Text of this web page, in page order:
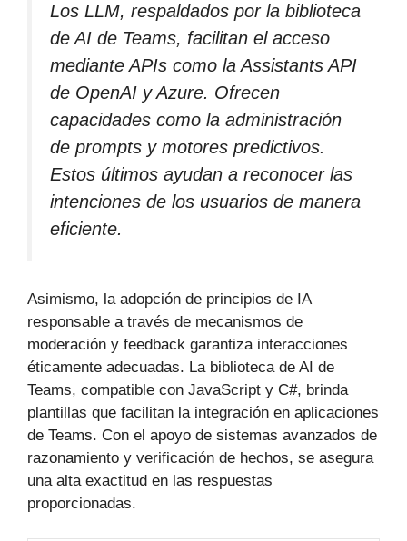
Los LLM, respaldados por la biblioteca
de AI de Teams, facilitan el acceso
mediante APIs como la Assistants API
de OpenAI y Azure. Ofrecen
capacidades como la administración
de prompts y motores predictivos.
Estos últimos ayudan a reconocer las
intenciones de los usuarios de manera
eficiente.
Asimismo, la adopción de principios de IA
responsable a través de mecanismos de
moderación y feedback garantiza interacciones
éticamente adecuadas. La biblioteca de AI de
Teams, compatible con JavaScript y C#, brinda
plantillas que facilitan la integración en aplicaciones
de Teams. Con el apoyo de sistemas avanzados de
razonamiento y verificación de hechos, se asegura
una alta exactitud en las respuestas
proporcionadas.